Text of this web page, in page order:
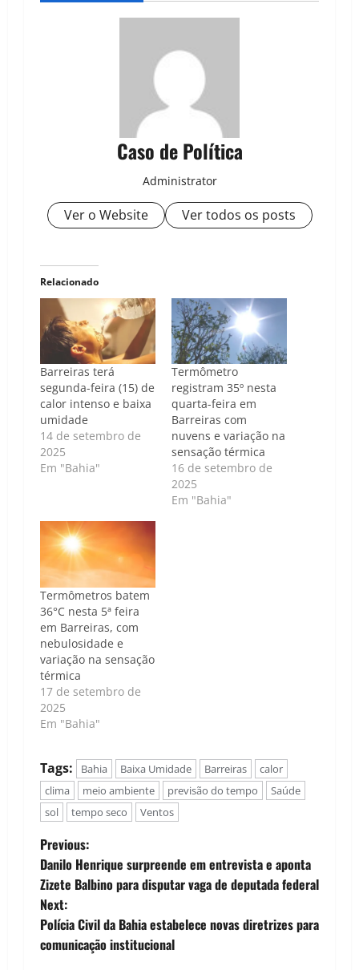
Caso de Política
Administrator
Ver o Website Ver todos os posts
Relacionado
Barreiras terá
segunda-feira (15) de
calor intenso e baixa
umidade
14 de setembro de
2025
Em "Bahia"
Termômetro
registram 35º nesta
quarta-feira em
Barreiras com
nuvens e variação na
sensação térmica
16 de setembro de
2025
Em "Bahia"
Termômetros batem
36°C nesta 5ª feira
em Barreiras, com
nebulosidade e
variação na sensação
térmica
17 de setembro de
2025
Em "Bahia"
Tags: Bahia Baixa Umidade Barreiras
calor
clima
meio ambiente previsão do tempo
Saúde
sol
tempo seco Ventos
P
o
s
t
Previous:
Danilo Henrique surpreende em entrevista e aponta
Zizete Balbino para disputar vaga de deputada federal
Next:
Polícia Civil da Bahia estabelece novas diretrizes para
comunicação institucional